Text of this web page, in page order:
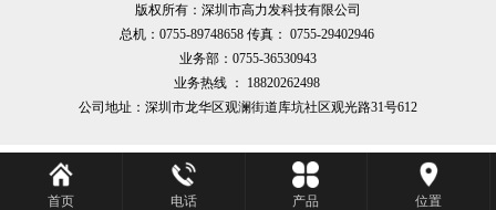
版权所有：深圳市高力发科技有限公司
总机：0755-89748658 传真： 0755-29402946
业务部：0755-36530943
业务热线 ： 18820262498
公司地址：深圳市龙华区观澜街道库坑社区观光路31号612
首页 电话 产品 位置